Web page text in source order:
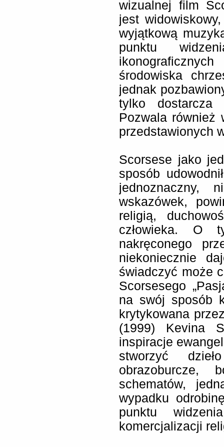
wizualnej film
jest
wyjątkową
punktu
środowiska
jednak
tylko dostarcza
Pozwala również
przedstawionych
Scorsese jako
sposób
jednoznaczny,
wskazówek,
religią,
człowieka. O
nakręconego
niekoniecznie
świadczyć może
Scorsesego
na swój sposób
krytykowana
(1999) Kevina
inspiracje
stworzyć
obrazoburcze,
schematów,
wypadku
punktu
komercjalizacji